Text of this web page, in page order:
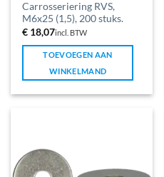
Carrosseriering RVS,
M6x25 (1,5), 200 stuks.
€ 18,07incl. BTW
TOEVOEGEN AAN
WINKELMAND